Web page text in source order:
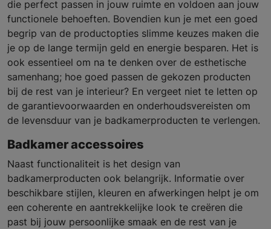
die perfect passen in jouw ruimte en voldoen aan jouw
functionele behoeften. Bovendien kun je met een goed
begrip van de productopties slimme keuzes maken die
je op de lange termijn geld en energie besparen. Het is
ook essentieel om na te denken over de esthetische
samenhang; hoe goed passen de gekozen producten
bij de rest van je interieur? En vergeet niet te letten op
de garantievoorwaarden en onderhoudsvereisten om
de levensduur van je badkamerproducten te verlengen.
Badkamer accessoires
Naast functionaliteit is het design van
badkamerproducten ook belangrijk. Informatie over
beschikbare stijlen, kleuren en afwerkingen helpt je om
een coherente en aantrekkelijke look te creëren die
past bij jouw persoonlijke smaak en de rest van je